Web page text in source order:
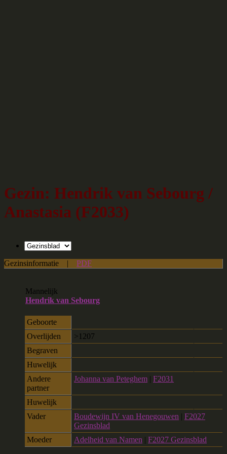
Gezin: Hendrik van Sebourg /
Anastasia (F2033)
Gezinsinformatie | PDF
Mannelijk
Hendrik van Sebourg
Geboorte
Overlijden
>1207
Begraven
Huwelijk
Andere
partner
Johanna van Peteghem | F2031
Huwelijk
Vader
Boudewijn IV van Henegouwen | F2027
Gezinsblad
Moeder
Adelheid van Namen | F2027 Gezinsblad